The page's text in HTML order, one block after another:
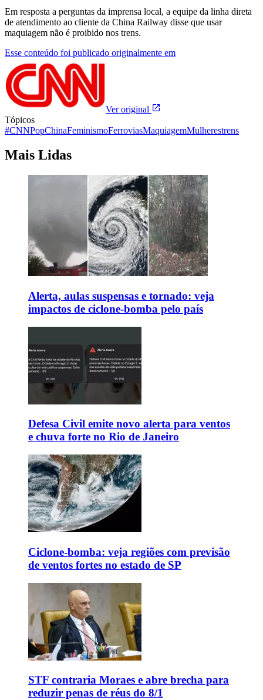
Em resposta a perguntas da imprensa local, a equipe da linha direta
de atendimento ao cliente da China Railway disse que usar
maquiagem não é proibido nos trens.
Esse conteúdo foi publicado originalmente em
Ver original
Tópicos
#CNNPopChinaFeminismoFerroviasMaquiagemMulherestrens
Mais Lidas
Alerta, aulas suspensas e tornado: veja
impactos de ciclone-bomba pelo país
Defesa Civil emite novo alerta para ventos
e chuva forte no Rio de Janeiro
Ciclone-bomba: veja regiões com previsão
de ventos fortes no estado de SP
STF contraria Moraes e abre brecha para
reduzir penas de réus do 8/1